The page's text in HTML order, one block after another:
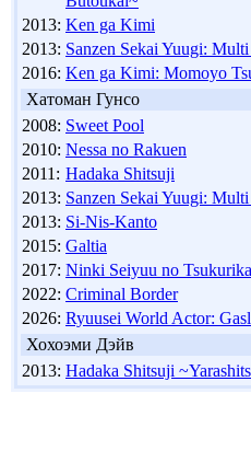
2013: Ken ga Kimi
2013: Sanzen Sekai Yuugi:
2016: Ken ga Kimi: Momoyo
Хатоман Гунсо
2008: Sweet Pool
2010: Nessa no Rakuen
2011: Hadaka Shitsuji
2013: Sanzen Sekai Yuugi:
2013: Si-Nis-Kanto
2015: Galtia
2017: Ninki Seiyuu no
2022: Criminal Border
2026: Ryuusei World Actor:
Хохоэми Дэйв
2013: Hadaka Shitsuji